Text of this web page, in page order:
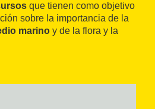
que tienen como objetivo
sobre la importancia de la
marino y de la flora y la